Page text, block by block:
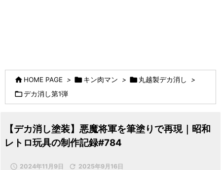
 HOME PAGE > キン肉マン > 丸越製デカ消し >
デカ消し第1弾
【デカ消し塗装】悪魔将軍を筆塗りで再現｜昭和
レトロ玩具の制作記録#784
 2024年11月9日  2025年9月16日